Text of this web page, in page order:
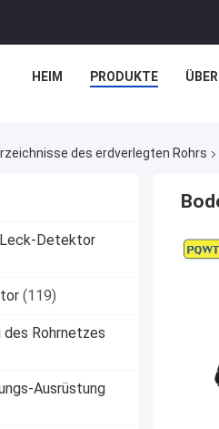
HEIM PRODUKTE
des erdverlegten Rohrs
Detektor
(119)
des Rohrnetzes
Ausrüstung